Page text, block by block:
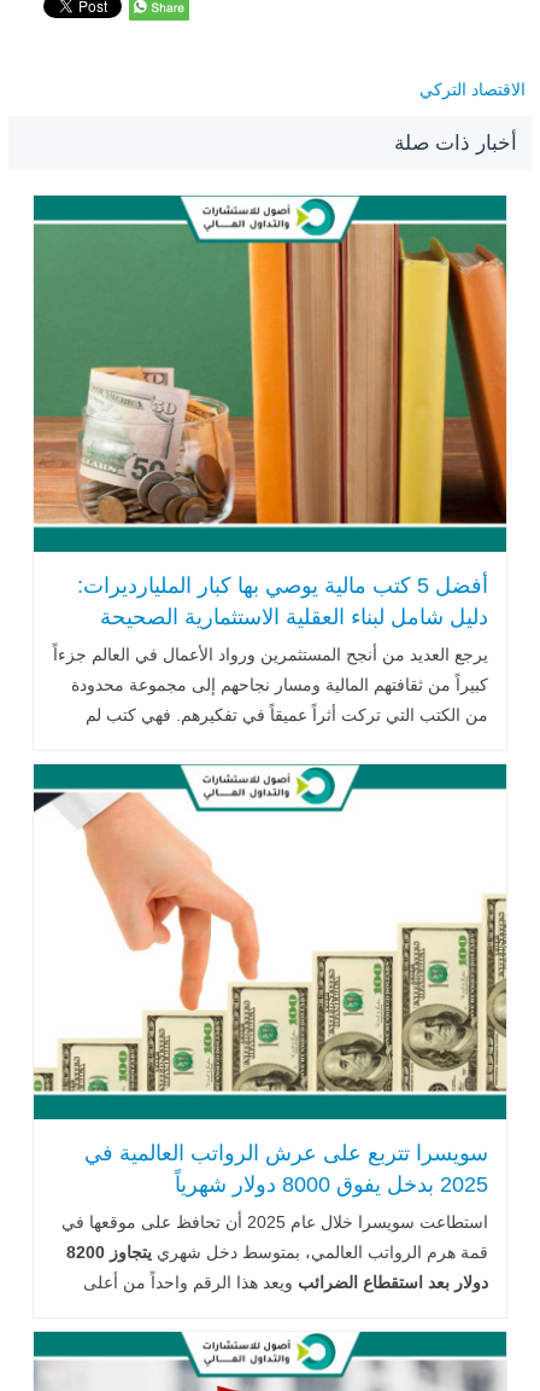
الاقتصاد التركي
أخبار ذات صلة
أفضل 5 كتب مالية يوصي بها كبار المليارديرات:
دليل شامل لبناء العقلية الاستثمارية الصحيحة
يرجع العديد من أنجح المستثمرين ورواد الأعمال في العالم جزءاً
كبيراً من ثقافتهم المالية ومسار نجاحهم إلى مجموعة محدودة
من الكتب التي تركت أثراً عميقاً في تفكيرهم. فهي كتب لم
سويسرا تتربع على عرش الرواتب العالمية في
2025 بدخل يفوق 8000 دولار شهرياً
استطاعت سويسرا خلال عام 2025 أن تحافظ على موقعها في
قمة هرم الرواتب العالمي، بمتوسط دخل شهري
يتجاوز 8200
دولار بعد استقطاع الضرائب ويعد هذا الرقم واحداً من أعلى